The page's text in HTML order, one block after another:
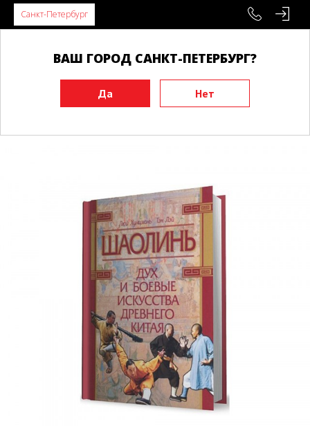
Санкт-Петербург
ВАШ ГОРОД САНКТ-ПЕТЕРБУРГ?
Книги
Философия и медицина
История боевых искусств